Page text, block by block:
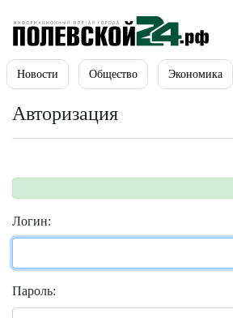
Новости Общество Экономика
Авторизация
Логин:
Пароль: